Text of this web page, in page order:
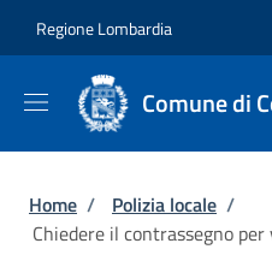
Regione Lombardia
Comune di
Briciole di pane
Home / Polizia locale /
Chiedere il contrassegno